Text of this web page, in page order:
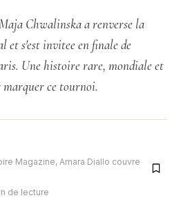
Chwalinska a renverse la
et s'est invitee en finale de
Une histoire rare, mondiale et
ce tournoi.
Magazine, Amara Diallo couvre
de lecture